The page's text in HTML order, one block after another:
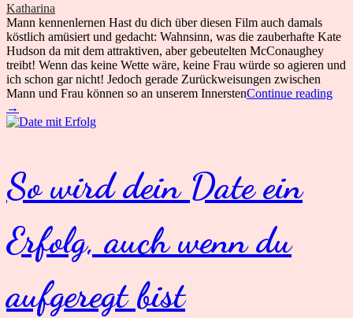
Katharina
Mann kennenlernen Hast du dich über diesen Film auch damals
köstlich amüsiert und gedacht: Wahnsinn, was die zauberhafte Kate
Hudson da mit dem attraktiven, aber gebeutelten McConaughey
treibt! Wenn das keine Wette wäre, keine Frau würde so agieren und
ich schon gar nicht! Jedoch gerade Zurückweisungen zwischen
Mann und Frau können so an unserem InnerstenContinue readingWie
→
So wird dein Date ein
Erfolg, auch wenn du
aufgeregt bist